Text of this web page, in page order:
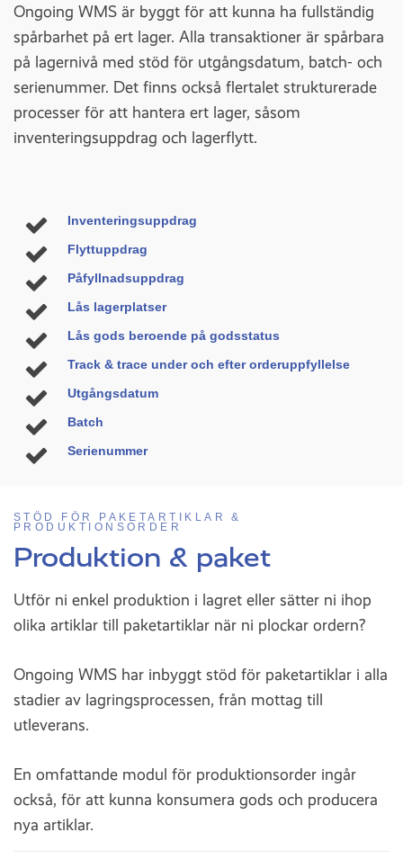
Ongoing WMS är byggt för att kunna ha fullständig
spårbarhet på ert lager. Alla transaktioner är spårbara
på lagernivå med stöd för utgångsdatum, batch- och
serienummer. Det finns också flertalet strukturerade
processer för att hantera ert lager, såsom
inventeringsuppdrag och lagerflytt.
Inventeringsuppdrag
Flyttuppdrag
Påfyllnadsuppdrag
Lås lagerplatser
Lås gods beroende på godsstatus
Track & trace under och efter orderuppfyllelse
Utgångsdatum
Batch
Serienummer
STÖD FÖR PAKETARTIKLAR &
PRODUKTIONSORDER
Produktion & paket
Utför ni enkel produktion i lagret eller sätter ni ihop
olika artiklar till paketartiklar när ni plockar ordern?
Ongoing WMS har inbyggt stöd för paketartiklar i alla
stadier av lagringsprocessen, från mottag till
utleverans.
En omfattande modul för produktionsorder ingår
också, för att kunna konsumera gods och producera
nya artiklar.